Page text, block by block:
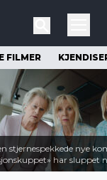
FILMER
stjernespekkede nye
har sluppet